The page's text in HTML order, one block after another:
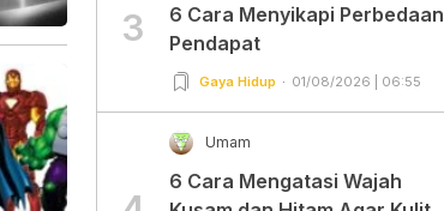
3
6 Cara Menyikapi Perbedaan
Pendapat
Gaya Hidup 01/08/2026 | 06:55
Umam
6 Cara Mengatasi Wajah